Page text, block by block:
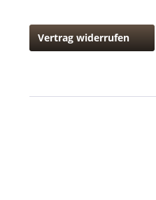
Vertrag widerrufen